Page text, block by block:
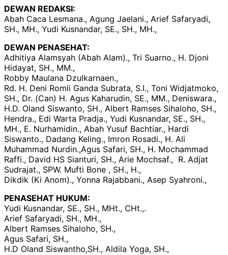
DEWAN REDAKSI:
Abah Caca Lesmana., Agung Jaelani., Arief Safaryadi,
SH., MH., Yudi Kusnandar, SE., SH., MH.,
DEWAN PENASEHAT:
Adhitiya Alamsyah (Abah Alam)., Tri Suarno., H. Djoni
Hidayat, SH., MM.,
Robby Maulana Dzulkarnaen.,
Rd. H. Deni Romli Ganda Subrata, S.I., Toni Widjatmoko,
SH., Dr. (Can) H. Agus Kaharudin, SE., MM., Deniswara.,
H.D. Oland Siswanto, SH., Albert Ramses Sihaloho, SH.,
Hendra., Edi Warta Pradja., Yudi Kusnandar, SE., SH.,
MH., E. Nurhamidin., Abah Yusuf Bachtiar., Hardi
Siswanto., Dadang Keling., Imron Rosadi., H. Ali
Muhammad Nurdin.,Agus Safari, SH., H. Mochammad
Raffi., David HS Sianturi, SH., Arie Mochsaf., R. Adjat
Sudrajat., SPW. Mufti Bone , SH., H.,
Dikdik (Ki Anom)., Yonna Rajabbani., Asep Syahroni.,
PENASEHAT HUKUM:
Yudi Kusnandar, SE., SH., MHt., CHt.,.
Arief Safaryadi, SH., MH.,
Albert Ramses Sihaloho, SH.,
Agus Safari, SH.,
H.D Oland Siswantho,SH., Aldila Yoga, SH.,